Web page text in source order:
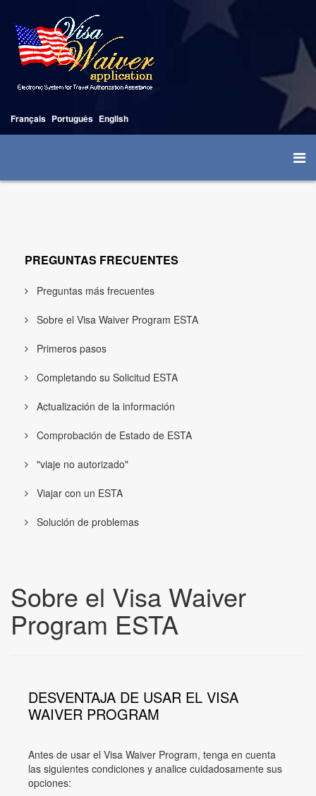
Français Português English
PREGUNTAS FRECUENTES
Preguntas más frecuentes
Sobre el Visa Waiver Program ESTA
Primeros pasos
Completando su Solicitud ESTA
Actualización de la información
Comprobación de Estado de ESTA
"viaje no autorizado"
Viajar con un ESTA
Solución de problemas
Sobre el Visa Waiver
Program ESTA
DESVENTAJA DE USAR EL VISA
WAIVER PROGRAM
Antes de usar el Visa Waiver Program, tenga en cuenta
las siguientes condiciones y analice cuidadosamente sus
opciones: